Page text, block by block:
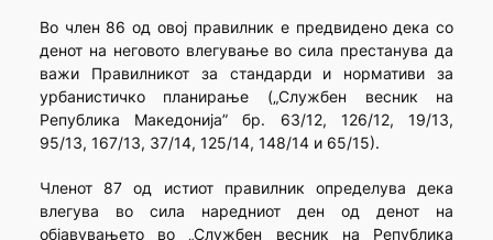
Во член 86 од овој правилник е предвидено дека со
денот на неговото влегување во сила престанува да
важи Правилникот за стандарди и нормативи за
урбанистичко планирање („Службен весник на
Република Македонија” бр. 63/12, 126/12, 19/13,
95/13, 167/13, 37/14, 125/14, 148/14 и 65/15).
Членот 87 од истиот правилник определува дека
влегува во сила наредниот ден од денот на
објавувањето во „Службен весник на Република